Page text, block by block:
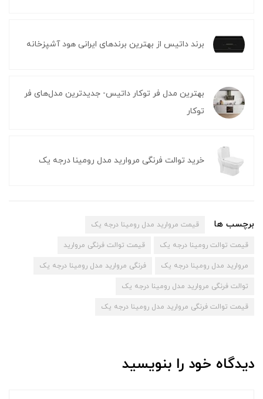
برند داتیس از بهترین برندهای ایرانی هود آشپزخانه
بهترین مدل فر توکار داتیس- جدیدترین مدل‌های فر
توکار
خرید توالت فرنگی مروارید مدل رومینا درجه یک
برچسب ها قیمت مروارید مدل رومینا درجه یک
قیمت توالت رومینا درجه یک قیمت توالت فرنگی مروارید
مروارید مدل رومینا درجه یک فرنگی مروارید مدل رومینا درجه یک
توالت فرنگی مروارید مدل رومینا درجه یک
قیمت توالت فرنگی مروارید مدل رومینا درجه یک
دیدگاه خود را بنویسید